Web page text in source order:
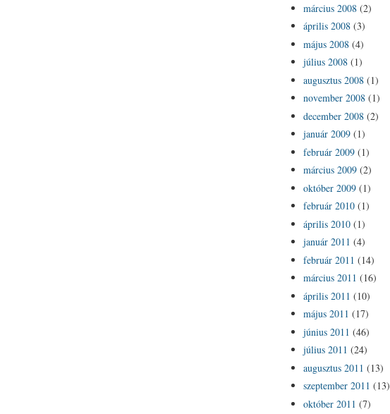
március 2008 (2)
április 2008 (3)
május 2008 (4)
július 2008 (1)
augusztus 2008 (1)
november 2008 (1)
december 2008 (2)
január 2009 (1)
február 2009 (1)
március 2009 (2)
október 2009 (1)
február 2010 (1)
április 2010 (1)
január 2011 (4)
február 2011 (14)
március 2011 (16)
április 2011 (10)
május 2011 (17)
június 2011 (46)
július 2011 (24)
augusztus 2011 (13)
szeptember 2011 (13)
október 2011 (7)